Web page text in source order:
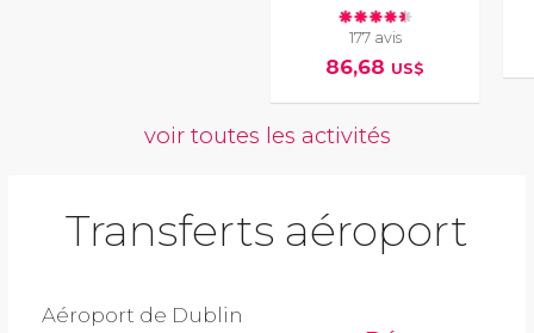
177 avis
86,68 US$
voir toutes les activités
Transferts aéroport
Aéroport de Dublin